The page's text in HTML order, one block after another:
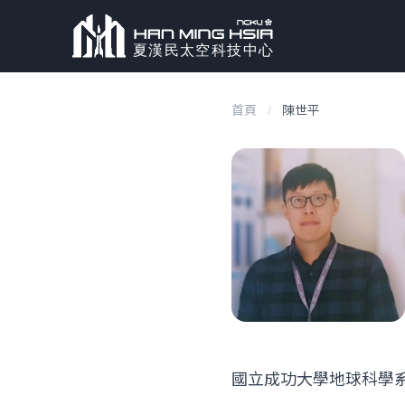
首頁 / 陳世平
國立成功大學地球科學